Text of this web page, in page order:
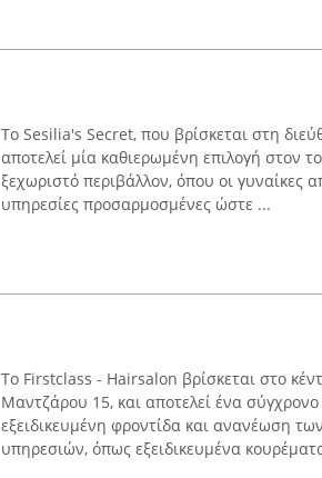
Το Sesilia's Secret, που βρίσκεται στη
αποτελεί μία καθιερωμένη επιλογή στον
ξεχωριστό περιβάλλον, όπου οι γυναίκες
υπηρεσίες προσαρμοσμένες ώστε ...
Το Firstclass - Hairsalon βρίσκεται στο
Μαντζάρου 15, και αποτελεί ένα
εξειδικευμένη φροντίδα και ανανέωση
υπηρεσιών, όπως εξειδικευμένα